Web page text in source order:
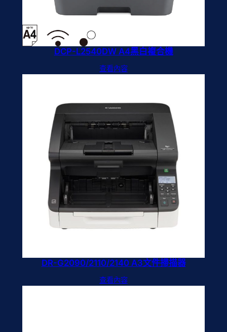
DCP-L2540DW A4黑白複合機
查看內容
DR-G2090/2110/2140 A3文件掃描器
查看內容